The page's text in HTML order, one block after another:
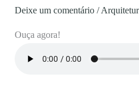
Deixe um comentário /
Ouça agora!